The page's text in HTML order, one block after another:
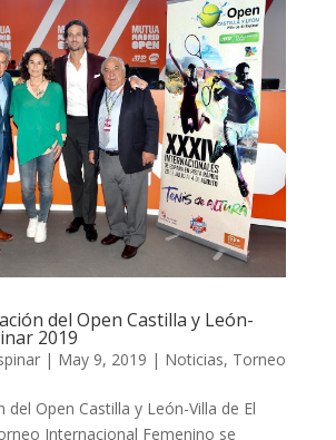
del Open Castilla y León-
2019
| May 9, 2019 | Noticias, Torneo
del Open Castilla y León-Villa de El
Internacional Femenino se